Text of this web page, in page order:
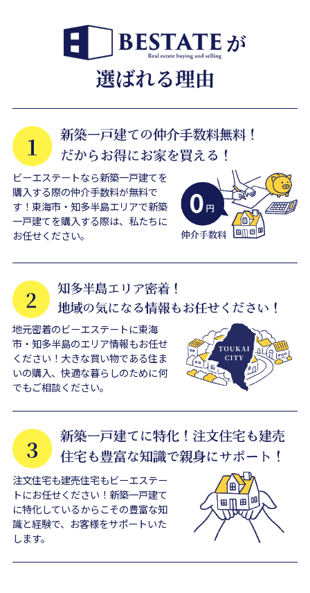
ビーエステートなら新築一戸建てを
購入する際の仲介手数料が無料で
す！東海市・知多半島エリアで新築
一戸建てを購入する際は、私たちに
お任せください。
地元密着のビーエステートに東海
市・知多半島のエリア情報もお任せ
ください！大きな買い物である住ま
いの購入、快適な暮らしのために何
でもご相談ください。
注文住宅も建売住宅もビーエステー
トにお任せください！新築一戸建て
に特化しているからこその豊富な知
識と経験で、お客様をサポートいた
します。